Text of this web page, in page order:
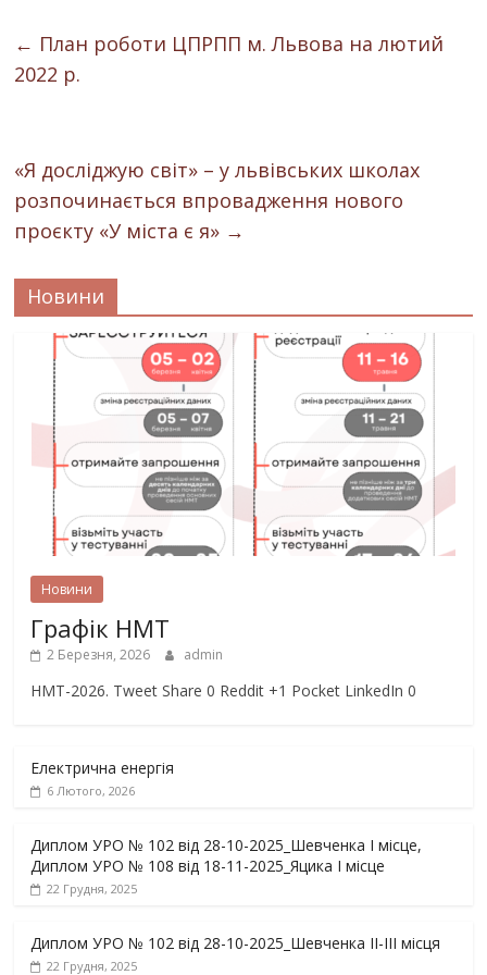
← План роботи ЦПРПП м. Львова на лютий
2022 р.
«Я досліджую світ» – у львівських школах
розпочинається впровадження нового
проєкту «У міста є я» →
Новини
Новини
Графік НМТ
2 Березня, 2026 admin
НМТ-2026. Tweet Share 0 Reddit +1 Pocket LinkedIn 0
Електрична енергія
6 Лютого, 2026
Диплом УРО № 102 від 28-10-2025_Шевченка І місце,
Диплом УРО № 108 від 18-11-2025_Яцика І місце
22 Грудня, 2025
Диплом УРО № 102 від 28-10-2025_Шевченка ІІ-ІІІ місця
22 Грудня, 2025